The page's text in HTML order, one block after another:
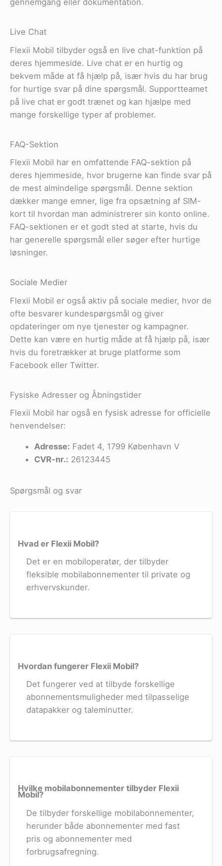
gennemgang eller dokumentation.
Live Chat
Flexii Mobil tilbyder også en live chat-funktion på
deres hjemmeside. Live chat er en hurtig og
bekvem måde at få hjælp på, især hvis du har brug
for hurtige svar på dine spørgsmål. Supportteamet
på live chat er godt trænet og kan hjælpe med
mange forskellige typer af problemer.
FAQ-Sektion
Flexii Mobil har en omfattende FAQ-sektion på
deres hjemmeside, hvor brugerne kan finde svar på
de mest almindelige spørgsmål. Denne sektion
dækker mange emner, lige fra opsætning af SIM-
kort til hvordan man administrerer sin konto online.
FAQ-sektionen er et godt sted at starte, hvis du
har generelle spørgsmål eller søger efter hurtige
løsninger.
Sociale Medier
Flexii Mobil er også aktiv på sociale medier, hvor de
ofte besvarer kundespørgsmål og giver
opdateringer om nye tjenester og kampagner.
Dette kan være en hurtig måde at få hjælp på, især
hvis du foretrækker at bruge platforme som
Facebook eller Twitter.
Fysiske Adresser og Åbningstider
Flexii Mobil har også en fysisk adresse for officielle
henvendelser:
Adresse: Fadet 4, 1799 København V
CVR-nr.: 26123445
Spørgsmål og svar
Hvad er Flexii Mobil?
Det er en mobiloperatør, der tilbyder
fleksible mobilabonnementer til private og
erhvervskunder.
Hvordan fungerer Flexii Mobil?
Det fungerer ved at tilbyde forskellige
abonnementsmuligheder med tilpasselige
datapakker og taleminutter.
Hvilke mobilabonnementer tilbyder Flexii
Mobil?
De tilbyder forskellige mobilabonnementer,
herunder både abonnementer med fast
pris og abonnementer med
forbrugsafregning.